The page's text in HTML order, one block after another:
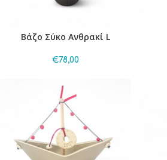
Βάζο Σύκο Ανθρακί L
€78,00